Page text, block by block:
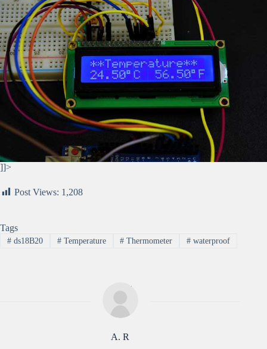
]]>
Post Views: 1,208
Tags
#ds18B20 #Temperature # Thermometer # waterproof
A. R